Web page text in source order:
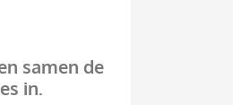
samen de
in.